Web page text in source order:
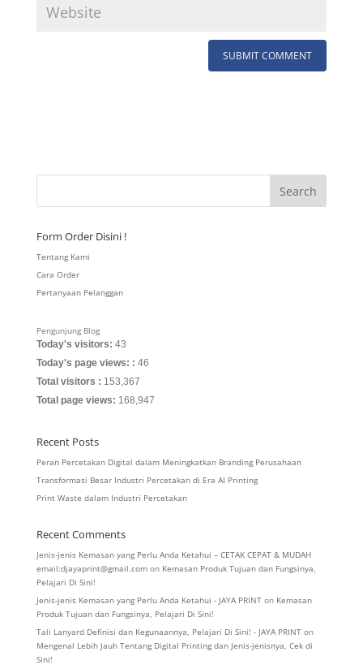
Form Order Disini !
Tentang Kami
Cara Order
Pertanyaan Pelanggan
Pengunjung Blog
Today's visitors: 43
Today's page views: : 46
Total visitors : 153,367
Total page views: 168,947
Recent Posts
Peran Percetakan Digital dalam Meningkatkan Branding Perusahaan
Transformasi Besar Industri Percetakan di Era AI Printing
Print Waste dalam Industri Percetakan
Recent Comments
Jenis-jenis Kemasan yang Perlu Anda Ketahui – CETAK CEPAT & MUDAH
email:djayaprint@gmail.comon Kemasan Produk Tujuan dan Fungsinya,
Pelajari Di Sini!
Jenis-jenis Kemasan yang Perlu Anda Ketahui - JAYA PRINTon Kemasan
Produk Tujuan dan Fungsinya, Pelajari Di Sini!
Tali Lanyard Definisi dan Kegunaannya, Pelajari Di Sini! - JAYA PRINTon
Mengenal Lebih Jauh Tentang Digital Printing dan Jenis-jenisnya, Cek di
Sini!